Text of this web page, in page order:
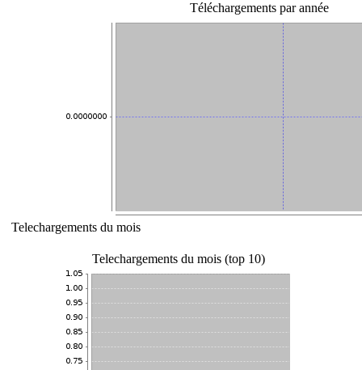
Téléchargements par année
Telechargements du mois
Telechargements du mois (top 10)